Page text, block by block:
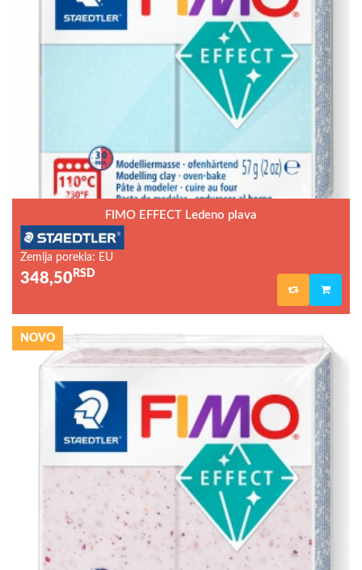
FIMO EFFECT Ledeno plava
Zemlja porekla: EU
348,50 RSD
NOVO